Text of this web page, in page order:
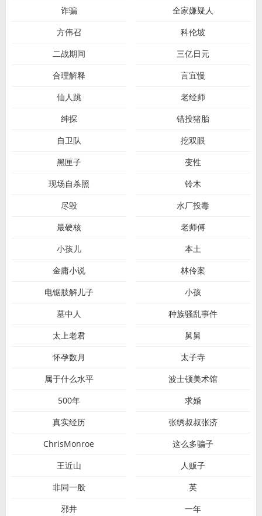
诈骗
全家嫌疑人
方伟召
科伦坡
二战期间
三亿日元
合理解释
言宜慢
仙人跳
老经师
绅探
错投猪胎
自卫队
挖双眼
黑匣子
变性
现场自杀照
铃木
尽毁
水厂投毒
最硬核
老师傅
小孩儿
本土
金庸小说
林伶案
电锯肢解儿子
小孩
墓中人
种族骚乱事件
太上老君
舅舅
怀孕数月
太子寺
属于什么水平
波士顿美术馆
500年
求婚
真实经历
张绣叔叔张济
ChrisMonroe
这么多骗子
王近山
人贩子
非同一般
英
邪井
一年